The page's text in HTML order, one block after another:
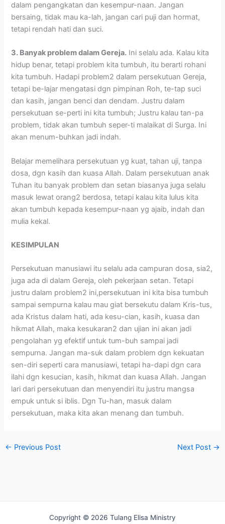
dalam pengangkatan dan kesempur-naan. Jangan
bersaing, tidak mau ka-lah, jangan cari puji dan hormat,
tetapi rendah hati dan suci.
3. Banyak problem dalam Gereja. Ini selalu ada. Kalau kita
hidup benar, tetapi problem kita tumbuh, itu berarti rohani
kita tumbuh. Hadapi problem2 dalam persekutuan Gereja,
tetapi be-lajar mengatasi dgn pimpinan Roh, te-tap suci
dan kasih, jangan benci dan dendam. Justru dalam
persekutuan se-perti ini kita tumbuh; Justru kalau tan-pa
problem, tidak akan tumbuh seper-ti malaikat di Surga. Ini
akan menum-buhkan jadi indah.
Belajar memelihara persekutuan yg kuat, tahan uji, tanpa
dosa, dgn kasih dan kuasa Allah. Dalam persekutuan anak
Tuhan itu banyak problem dan setan biasanya juga selalu
masuk lewat orang2 berdosa, tetapi kalau kita lulus kita
akan tumbuh kepada kesempur-naan yg ajaib, indah dan
mulia kekal.
KESIMPULAN
Persekutuan manusiawi itu selalu ada campuran dosa, sia2,
juga ada di dalam Gereja, oleh pekerjaan setan. Tetapi
justru dalam problem2 ini,persekutuan ini kita bisa tumbuh
sampai sempurna kalau mau giat bersekutu dalam Kris-tus,
ada Kristus dalam hati, ada kesu-cian, kasih, kuasa dan
hikmat Allah, maka kesukaran2 dan ujian ini akan jadi
pengolahan yg efektif untuk tum-buh sampai jadi
sempurna. Jangan ma-suk dalam problem dgn kekuatan
sen-diri seperti cara manusiawi, tetapi ha-dapi dgn cara
ilahi dgn kesucian, kasih, hikmat dan kuasa Allah. Jangan
lari dari persekutuan dan menyendiri itu justru mangsa
empuk untuk si iblis. Dgn Tu-han, masuk dalam
persekutuan, maka kita akan menang dan tumbuh.
← Previous Post Next Post →
Copyright © 2026 Tulang Elisa Ministry